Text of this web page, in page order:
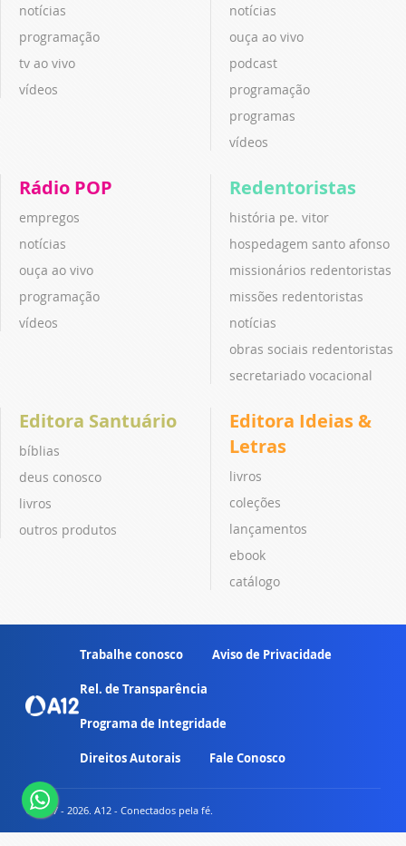
notícias
programação
tv ao vivo
vídeos
notícias
ouça ao vivo
podcast
programação
programas
vídeos
Rádio POP
empregos
notícias
ouça ao vivo
programação
vídeos
Redentoristas
história pe. vitor
hospedagem santo afonso
missionários redentoristas
missões redentoristas
notícias
obras sociais redentoristas
secretariado vocacional
Editora Santuário
bíblias
deus conosco
livros
outros produtos
Editora Ideias &
Letras
livros
coleções
lançamentos
ebook
catálogo
Trabalhe conosco Aviso de Privacidade
Rel. de Transparência
Programa de Integridade
Direitos Autorais Fale Conosco
© 2007 - 2026. A12 - Conectados pela fé.